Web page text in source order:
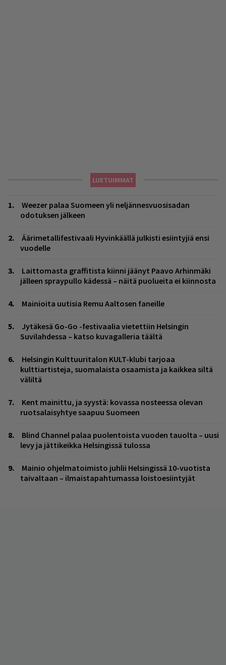
LUETUIMMAT
Weezer palaa Suomeen yli neljännesvuosisadan
odotuksen jälkeen
Äärimetallifestivaali Hyvinkäällä julkisti esiintyjiä ensi
vuodelle
Laittomasta graffitista kiinni jäänyt Paavo Arhinmäki
jälleen spraypullo kädessä – näitä puolueita ei kiinnosta
Mainioita uutisia Remu Aaltosen faneille
Jytäkesä Go-Go -festivaalia vietettiin Helsingin
Suvilahdessa – katso kuvagalleria täältä
Helsingin Kulttuuritalon KULT-klubi tarjoaa
kulttiartisteja, suomalaista osaamista ja kaikkea siltä
väliltä
Kent mainittu, ja syystä: kovassa nosteessa olevan
ruotsalaisyhtye saapuu Suomeen
Blind Channel palaa puolentoista vuoden tauolta – uusi
levy ja jättikeikka Helsingissä tulossa
Mainio ohjelmatoimisto juhlii Helsingissä 10-vuotista
taivaltaan – ilmaistapahtumassa loistoesiintyjät